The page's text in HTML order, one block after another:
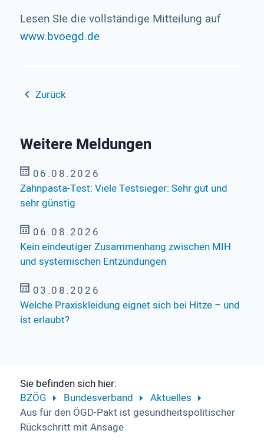
Lesen SIe die vollständige Mitteilung auf
www.bvoegd.de
Zurück
Weitere Meldungen
06.08.2026
Zahnpasta-Test: Viele Testsieger: Sehr gut und
sehr günstig
06.08.2026
Kein eindeutiger Zusammenhang zwischen MIH
und systemischen Entzündungen
03.08.2026
Welche Praxiskleidung eignet sich bei Hitze – und
ist erlaubt?
Sie befinden sich hier:
BZÖG
Bundesverband
Aktuelles
Aus für den ÖGD-Pakt ist gesundheitspolitischer
Rückschritt mit Ansage